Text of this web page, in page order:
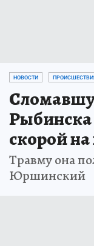
НОВОСТИ
Рыбинска
скорой
Травму она
Юршинский